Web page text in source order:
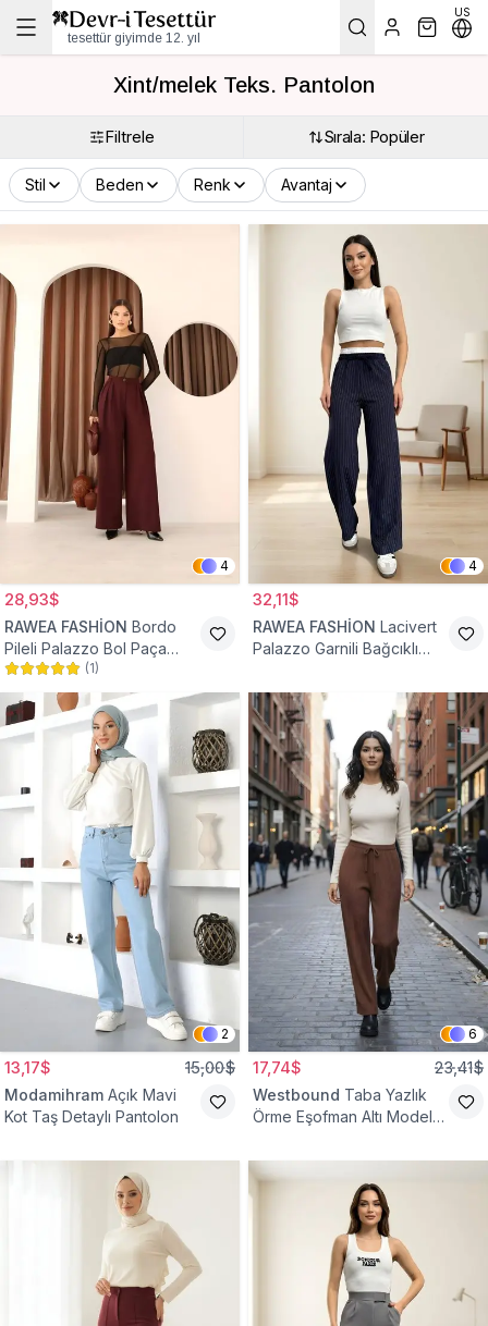
tesettür giyimde 12. yıl
US
Xint/melek Teks. Pantolon
Filtrele Sırala: Popüler
Stil Beden Renk Avantaj
4
28,93$
RAWEA FASHİON Bordo
Pileli Palazzo Bol Paça
Yüksek Bel Tesettür
Pantolon
(1)
4
32,11$
RAWEA FASHİON Lacivert
Palazzo Garnili Bağcıklı
2
13,17$ 15,00$
Modamihram Açık Mavi
Kot Taş Detaylı Pantolon
6
17,74$ 23,41$
Westbound Taba Yazlık
Örme Eşofman Altı Model